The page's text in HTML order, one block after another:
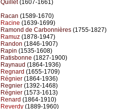
Quillet(1607-1661)
Racan (1589-1670)
Racine (1639-1699)
Ramond de Carbonnières (1755-1827)
Ramuz (1878-1947)
Randon (1846-1907)
Rapin (1535-1608)
Ratisbonne (1827-1900)
Raynaud (1864-1936)
Regnard (1655-1709)
Régnier (1864-1936)
Regnier (1392-1468)
Régnier (1573-1613)
Renard (1864-1910)
Reverdy (1889-1960)